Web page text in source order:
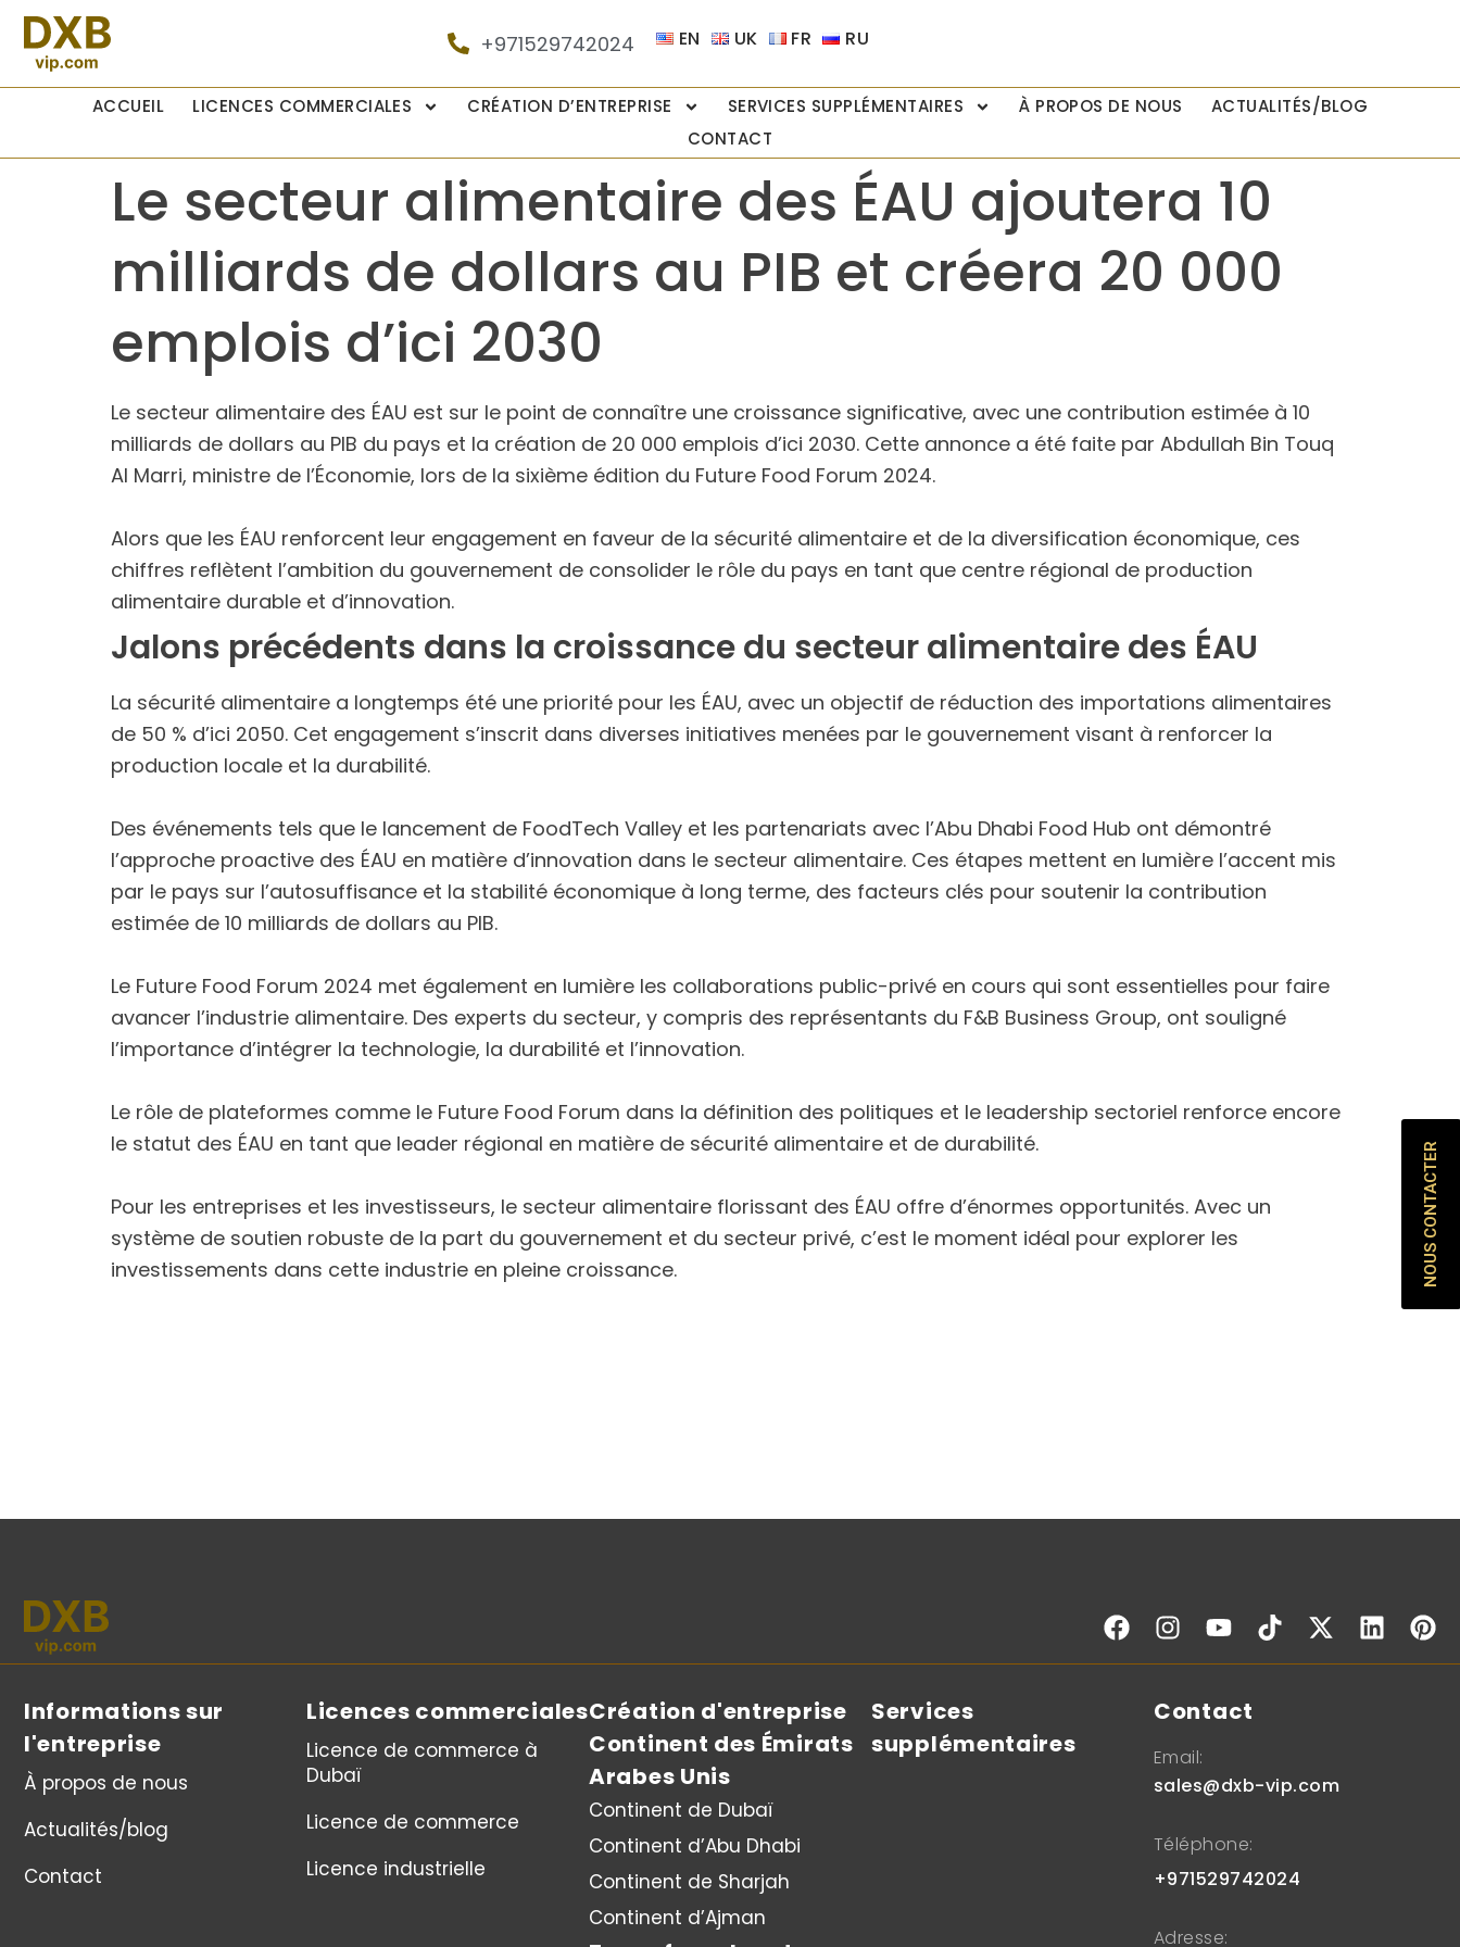
+971529742024 EN UK FR RU
ACCUEIL LICENCES COMMERCIALES CRÉATION D’ENTREPRISE SERVICES SUPPLÉMENTAIRES À PROPOS DE NOUS
ACTUALITÉS/BLOG
CONTACT
Le secteur alimentaire des ÉAU ajoutera 10
milliards de dollars au PIB et créera 20 000
emplois d’ici 2030
Le secteur alimentaire des ÉAU est sur le point de connaître une croissance significative, avec une contribution estimée à 10
milliards de dollars au PIB du pays et la création de 20 000 emplois d’ici 2030. Cette annonce a été faite par Abdullah Bin Touq
Al Marri, ministre de l’Économie, lors de la sixième édition du Future Food Forum 2024.
Alors que les ÉAU renforcent leur engagement en faveur de la sécurité alimentaire et de la diversification économique, ces
chiffres reflètent l’ambition du gouvernement de consolider le rôle du pays en tant que centre régional de production
alimentaire durable et d’innovation.
Jalons précédents dans la croissance du secteur alimentaire des ÉAU
La sécurité alimentaire a longtemps été une priorité pour les ÉAU, avec un objectif de réduction des importations alimentaires
de 50 % d’ici 2050. Cet engagement s’inscrit dans diverses initiatives menées par le gouvernement visant à renforcer la
production locale et la durabilité.
Des événements tels que le lancement de FoodTech Valley et les partenariats avec l’Abu Dhabi Food Hub ont démontré
l’approche proactive des ÉAU en matière d’innovation dans le secteur alimentaire. Ces étapes mettent en lumière l’accent mis
par le pays sur l’autosuffisance et la stabilité économique à long terme, des facteurs clés pour soutenir la contribution
estimée de 10 milliards de dollars au PIB.
Le Future Food Forum 2024 met également en lumière les collaborations public-privé en cours qui sont essentielles pour faire
avancer l’industrie alimentaire. Des experts du secteur, y compris des représentants du F&B Business Group, ont souligné
l’importance d’intégrer la technologie, la durabilité et l’innovation.
Le rôle de plateformes comme le Future Food Forum dans la définition des politiques et le leadership sectoriel renforce encore
le statut des ÉAU en tant que leader régional en matière de sécurité alimentaire et de durabilité.
Pour les entreprises et les investisseurs, le secteur alimentaire florissant des ÉAU offre d’énormes opportunités. Avec un
système de soutien robuste de la part du gouvernement et du secteur privé, c’est le moment idéal pour explorer les
investissements dans cette industrie en pleine croissance.
NOUS CONTACTER
Informations sur
l'entreprise
À propos de nous
Actualités/blog
Contact
Licences commerciales
Licence de commerce à
Dubaï
Licence de commerce
Licence industrielle
Création d'entreprise
Continent des Émirats
Arabes Unis
Continent de Dubaï
Continent d’Abu Dhabi
Continent de Sharjah
Continent d’Ajman
Services
supplémentaires
Contact
Email:
sales@dxb-vip.com
Téléphone:
+971529742024
Adresse: